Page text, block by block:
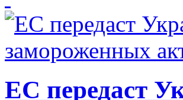
ЕС передаст